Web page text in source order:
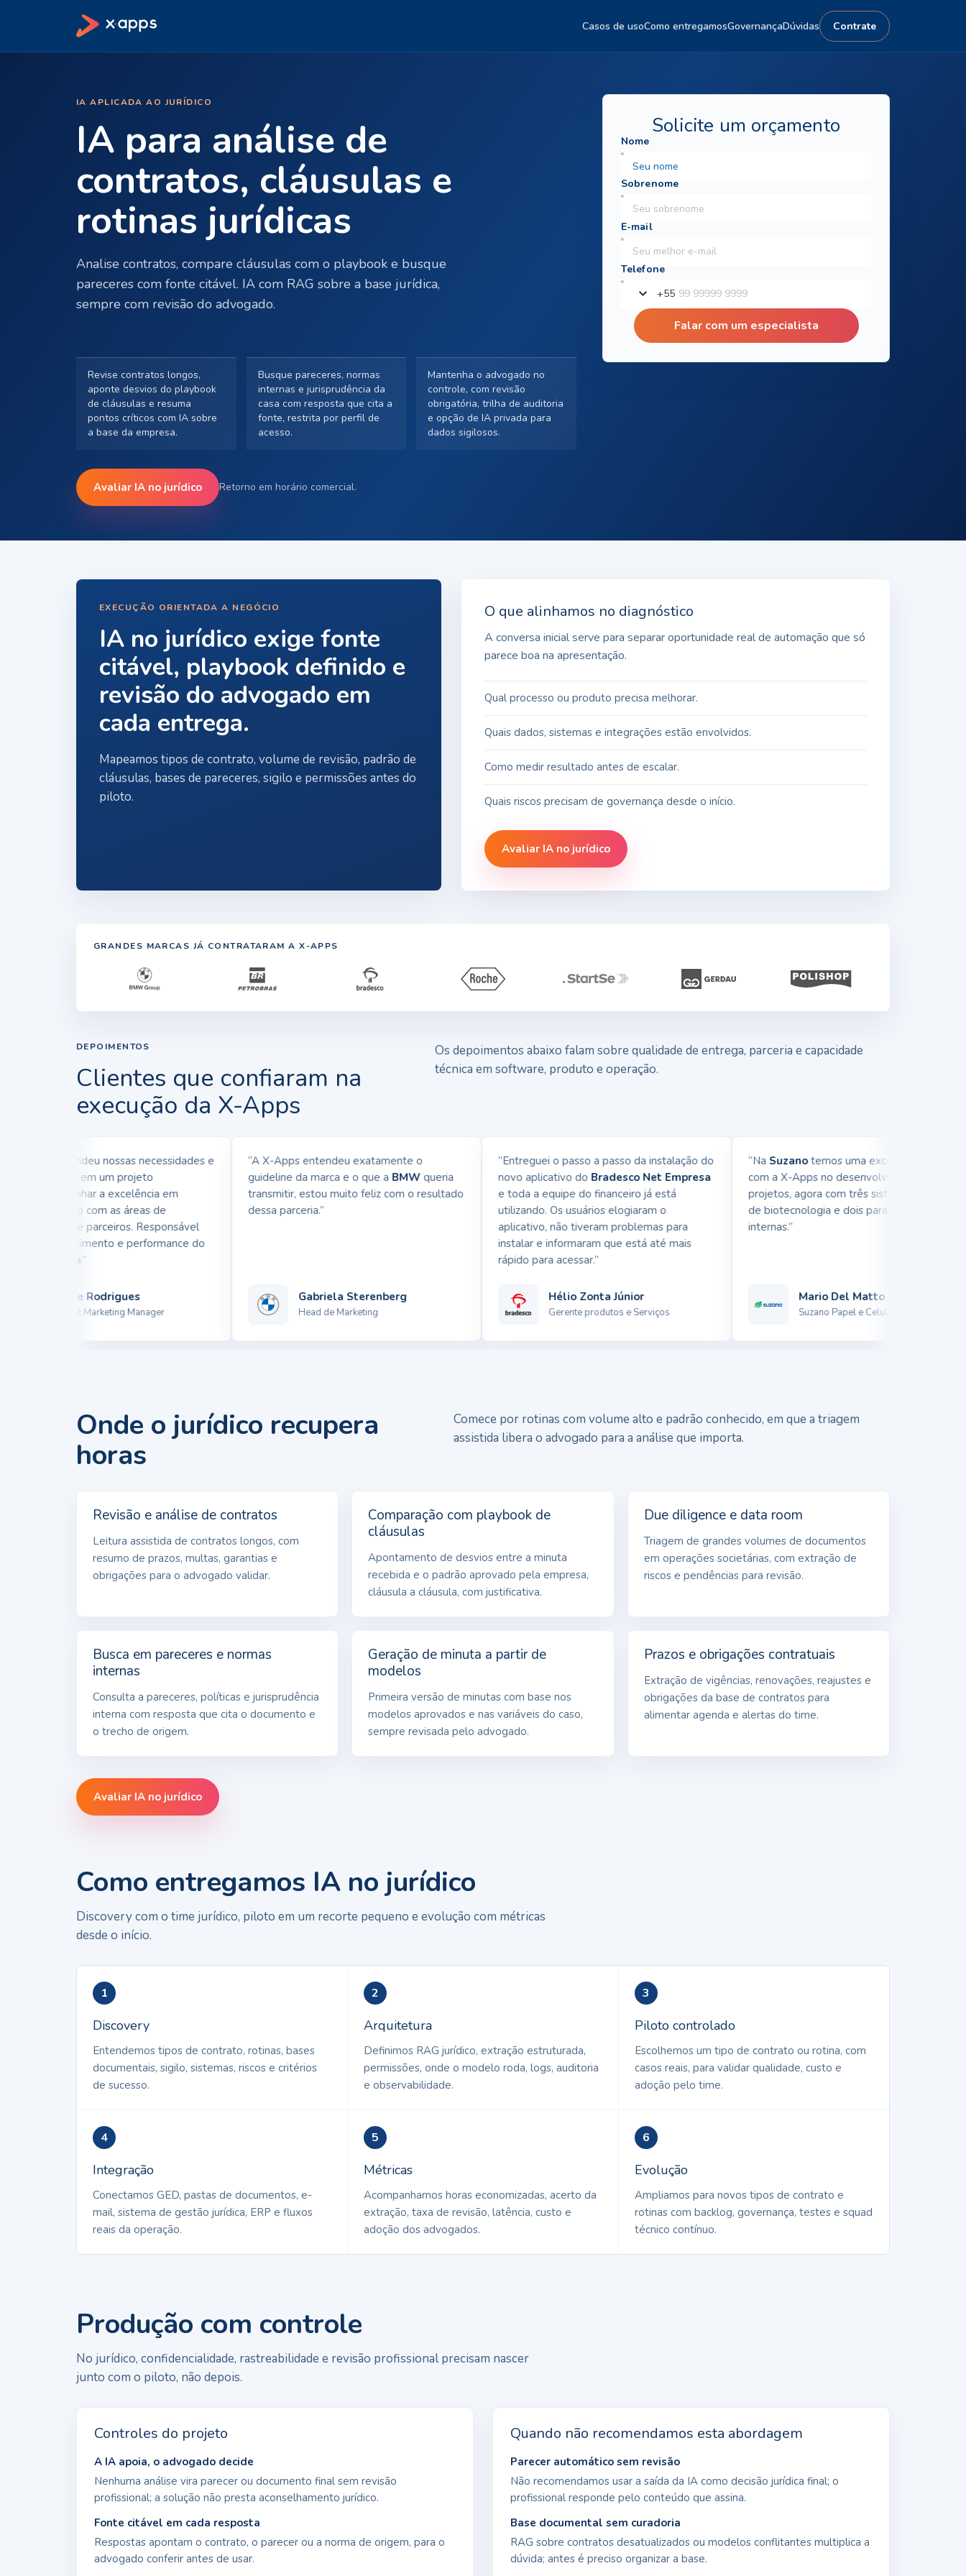
Casos de usoComo entregamosGovernançaDúvidas Contrate
IA APLICADA AO JURÍDICO
IA para análise de
contratos, cláusulas e
rotinas jurídicas
Analise contratos, compare cláusulas com o playbook e busque
pareceres com fonte citável. IA com RAG sobre a base jurídica,
sempre com revisão do advogado.
Solicite um orçamento
+55
Falar com um especialista
Revise contratos longos,
aponte desvios do playbook
de cláusulas e resuma
pontos críticos com IA sobre
a base da empresa.
Busque pareceres, normas
internas e jurisprudência da
casa com resposta que cita a
fonte, restrita por perfil de
acesso.
Mantenha o advogado no
controle, com revisão
obrigatória, trilha de auditoria
e opção de IA privada para
dados sigilosos.
Avaliar IA no jurídico Retorno em horário comercial.
EXECUÇÃO ORIENTADA A NEGÓCIO
IA no jurídico exige fonte
citável, playbook definido e
revisão do advogado em
cada entrega.
Mapeamos tipos de contrato, volume de revisão, padrão de
cláusulas, bases de pareceres, sigilo e permissões antes do
piloto.
O que alinhamos no diagnóstico
A conversa inicial serve para separar oportunidade real de automação que só
parece boa na apresentação.
Qual processo ou produto precisa melhorar.
Quais dados, sistemas e integrações estão envolvidos.
Como medir resultado antes de escalar.
Quais riscos precisam de governança desde o início.
Avaliar IA no jurídico
GRANDES MARCAS JÁ CONTRATARAM A X-APPS
DEPOIMENTOS
Clientes que confiaram na
execução da X-Apps
Os depoimentos abaixo falam sobre qualidade de entrega, parceria e capacidade
técnica em software, produto e operação.
Apps entendeu nossas necessidades e
em um projeto
alinhar a excelência em
com as áreas de
e parceiros. Responsável
pelo crescimento e performance do
Winne Rodrigues
Product Marketing Manager
“A X-Apps entendeu exatamente o
guideline da marca e o que aBMWqueria
transmitir, estou muito feliz com o resultado
dessa parceria.”
Gabriela Sterenberg
Head de Marketing
“Entreguei o passo a passo da instalação do
novo aplicativo doBradesco Net Empresa
e toda a equipe do financeiro já está
utilizando. Os usuários elogiaram o
aplicativo, não tiveram problemas para
instalar e informaram que está até mais
rápido para acessar.”
Hélio Zonta Júnior
Gerente produtos e Serviços
“NaSuzanotemos uma excelente parceria
com a X-Apps no desenvolvimento de
projetos, agora com três sistemas na área
de biotecnologia e dois para demandas
internas.”
Mario Del Matto
Suzano Papel e Celulose
Onde o jurídico recupera
horas
Comece por rotinas com volume alto e padrão conhecido, em que a triagem
assistida libera o advogado para a análise que importa.
Revisão e análise de contratos
Leitura assistida de contratos longos, com
resumo de prazos, multas, garantias e
obrigações para o advogado validar.
Comparação com playbook de
cláusulas
Apontamento de desvios entre a minuta
recebida e o padrão aprovado pela empresa,
cláusula a cláusula, com justificativa.
Due diligence e data room
Triagem de grandes volumes de documentos
em operações societárias, com extração de
riscos e pendências para revisão.
Busca em pareceres e normas
internas
Consulta a pareceres, políticas e jurisprudência
interna com resposta que cita o documento e
o trecho de origem.
Geração de minuta a partir de
modelos
Primeira versão de minutas com base nos
modelos aprovados e nas variáveis do caso,
sempre revisada pelo advogado.
Prazos e obrigações contratuais
Extração de vigências, renovações, reajustes e
obrigações da base de contratos para
alimentar agenda e alertas do time.
Avaliar IA no jurídico
Como entregamos IA no jurídico
Discovery com o time jurídico, piloto em um recorte pequeno e evolução com métricas
desde o início.
1
Discovery
Entendemos tipos de contrato, rotinas, bases
documentais, sigilo, sistemas, riscos e critérios
de sucesso.
2
Arquitetura
Definimos RAG jurídico, extração estruturada,
permissões, onde o modelo roda, logs, auditoria
e observabilidade.
3
Piloto controlado
Escolhemos um tipo de contrato ou rotina, com
casos reais, para validar qualidade, custo e
adoção pelo time.
4
Integração
Conectamos GED, pastas de documentos, e-
mail, sistema de gestão jurídica, ERP e fluxos
reais da operação.
5
Métricas
Acompanhamos horas economizadas, acerto da
extração, taxa de revisão, latência, custo e
adoção dos advogados.
6
Evolução
Ampliamos para novos tipos de contrato e
rotinas com backlog, governança, testes e squad
técnico contínuo.
Produção com controle
No jurídico, confidencialidade, rastreabilidade e revisão profissional precisam nascer
junto com o piloto, não depois.
Controles do projeto
A IA apoia, o advogado decide
Nenhuma análise vira parecer ou documento final sem revisão
profissional; a solução não presta aconselhamento jurídico.
Fonte citável em cada resposta
Respostas apontam o contrato, o parecer ou a norma de origem, para o
advogado conferir antes de usar.
Quando não recomendamos esta abordagem
Parecer automático sem revisão
Não recomendamos usar a saída da IA como decisão jurídica final; o
profissional responde pelo conteúdo que assina.
Base documental sem curadoria
RAG sobre contratos desatualizados ou modelos conflitantes multiplica a
dúvida; antes é preciso organizar a base.